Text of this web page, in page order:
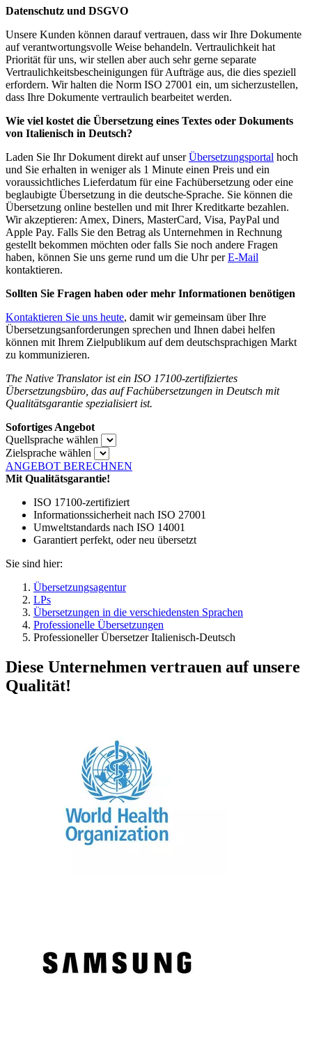
Datenschutz und DSGVO
Unsere Kunden können darauf vertrauen, dass wir Ihre Dokumente
auf verantwortungsvolle Weise behandeln. Vertraulichkeit hat
Priorität für uns, wir stellen aber auch sehr gerne separate
Vertraulichkeitsbescheinigungen für Aufträge aus, die dies speziell
erfordern. Wir halten die Norm ISO 27001 ein, um sicherzustellen,
dass Ihre Dokumente vertraulich bearbeitet werden.
Wie viel kostet die Übersetzung eines Textes oder Dokuments
von Italienisch in Deutsch?
Laden Sie Ihr Dokument direkt auf unserÜbersetzungsportal hoch
und Sie erhalten in weniger als 1 Minute einen Preis und ein
voraussichtliches Lieferdatum für eine Fachübersetzung oder eine
beglaubigte Übersetzung in die deutsche Sprache. Sie können die
Übersetzung online bestellen und mit Ihrer Kreditkarte bezahlen.
Wir akzeptieren: Amex, Diners, MasterCard, Visa, PayPal und
Apple Pay. Falls Sie den Betrag als Unternehmen in Rechnung
gestellt bekommen möchten oder falls Sie noch andere Fragen
haben, können Sie uns gerne rund um die Uhr perE-Mail
kontaktieren.
Sollten Sie Fragen haben oder mehr Informationen benötigen
Kontaktieren Sie uns heute, damit wir gemeinsam über Ihre
Übersetzungsanforderungen sprechen und Ihnen dabei helfen
können mit Ihrem Zielpublikum auf dem deutschsprachigen Markt
zu kommunizieren.
The Native Translator ist ein ISO 17100-zertifiziertes
Übersetzungsbüro, das auf Fachübersetzungen in Deutsch mit
Qualitätsgarantie spezialisiert ist.
Sofortiges Angebot
Quellsprache wählen
Zielsprache wählen
ANGEBOT BERECHNEN
Mit Qualitätsgarantie!
ISO 17100-zertifiziert
Informationssicherheit nach ISO 27001
Umweltstandards nach ISO 14001
Garantiert perfekt, oder neu übersetzt
Sie sind hier:
Übersetzungsagentur
LPs
Übersetzungen in die verschiedensten Sprachen
Professionelle Übersetzungen
Professioneller Übersetzer Italienisch-Deutsch
Diese Unternehmen vertrauen auf unsere
Qualität!